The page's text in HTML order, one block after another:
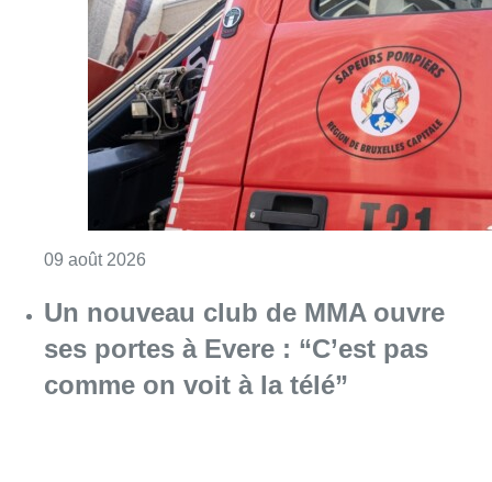
09 août 2026
Un nouveau club de MMA ouvre
ses portes à Evere : “C’est pas
comme on voit à la télé”